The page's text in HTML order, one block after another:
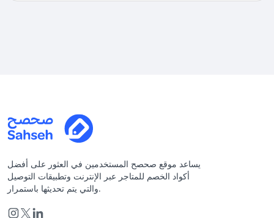
يساعد موقع صحصح المستخدمين في العثور على أفضل
أكواد الخصم للمتاجر عبر الإنترنت وتطبيقات التوصيل
والتي يتم تحديثها باستمرار.